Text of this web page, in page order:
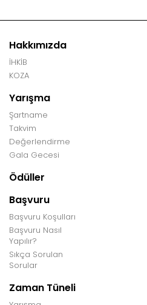
Hakkımızda
İHKİB
KOZA
Yarışma
Şartname
Takvim
Değerlendirme
Gala Gecesi
Ödüller
Başvuru
Başvuru Koşulları
Başvuru Nasıl
Yapılır?
Sıkça Sorulan
Sorular
Zaman Tüneli